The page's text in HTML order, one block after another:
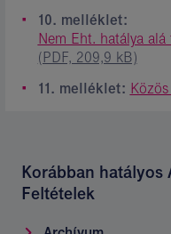
10. melléklet:
Nem Eht. hatálya
(PDF, 209,9 kB)
11. melléklet:
Korábban hatályos
Feltételek